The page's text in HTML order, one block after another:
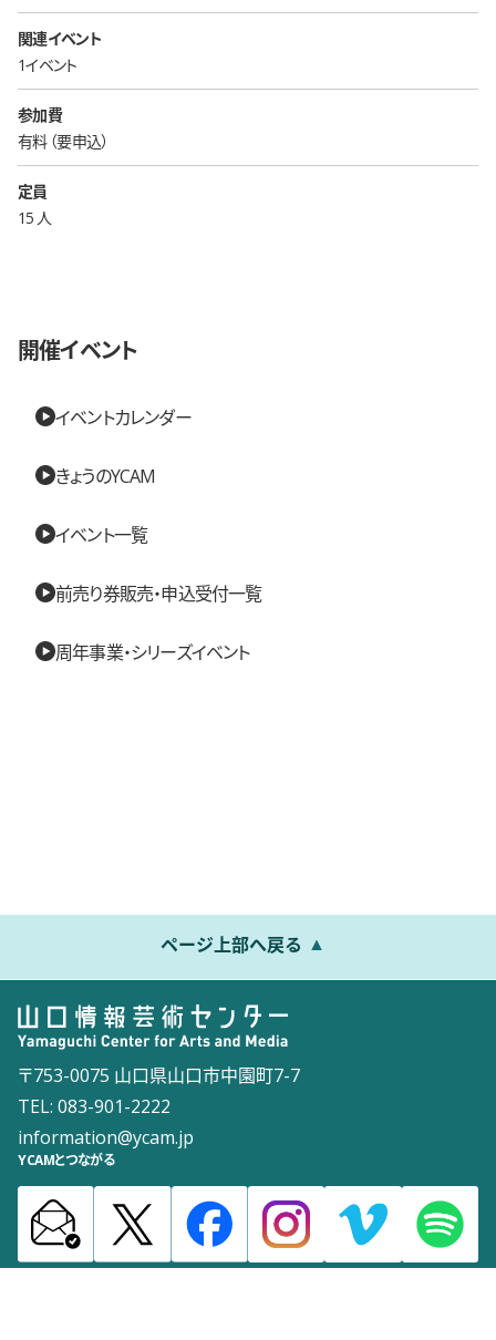
関連イベント
1イベント
参加費
有料 要申込
定員
15 人
開催イベント
イベントカレンダー
きょうのYCAM
イベント一覧
前売り券販売・申込受付一覧
周年事業・シリーズイベント
ページ上部へ戻る
〒753-0075 山口県山口市中園町7-7
TEL: 083-901-2222
information@ycam.jp
YCAMとつながる